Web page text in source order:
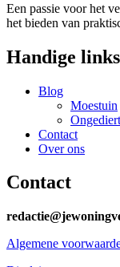
Een passie voor het
het bieden van
Handige links
Blog
Moestuin
Contact
Over ons
Contact
Algemene